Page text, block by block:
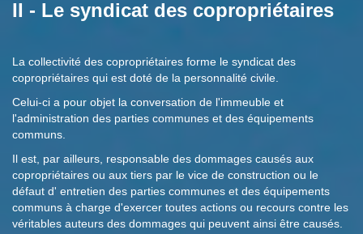
II - Le syndicat des copropriétaires
La collectivité des copropriétaires forme le syndicat des
copropriétaires qui est doté de la personnalité civile.
Celui-ci a pour objet la conversation de l'immeuble et
l'administration des parties communes et des équipements
communs.
Il est, par ailleurs, responsable des dommages causés aux
copropriétaires ou aux tiers par le vice de construction ou le
défaut d' entretien des parties communes et des équipements
communs à charge d'exercer toutes actions ou recours contre les
véritables auteurs des dommages qui peuvent ainsi être causés.